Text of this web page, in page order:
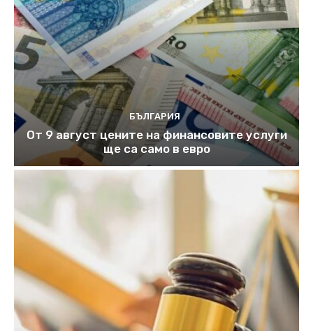
БЪЛГАРИЯ
От 9 август цените на финансовите услуги
ще са само в евро